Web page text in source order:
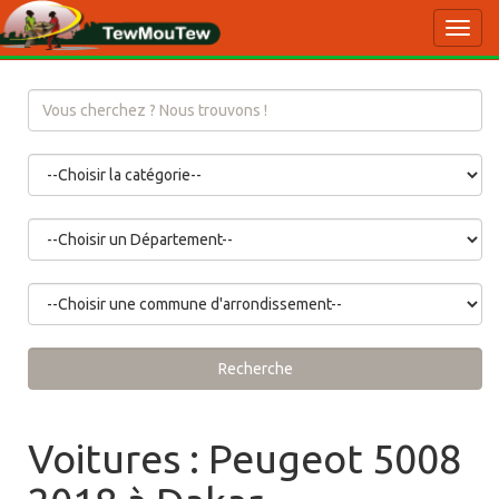
Recherche
Voitures : Peugeot 5008